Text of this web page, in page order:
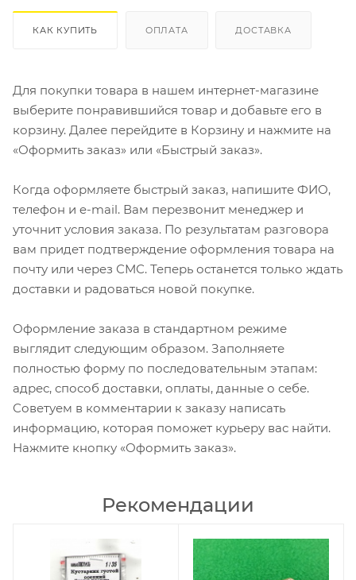
КАК КУПИТЬ ОПЛАТА ДОСТАВКА
Для покупки товара в нашем интернет-магазине
выберите понравившийся товар и добавьте его в
корзину. Далее перейдите в Корзину и нажмите на
«Оформить заказ» или «Быстрый заказ».
Когда оформляете быстрый заказ, напишите ФИО,
телефон и e-mail. Вам перезвонит менеджер и
уточнит условия заказа. По результатам разговора
вам придет подтверждение оформления товара на
почту или через СМС. Теперь останется только ждать
доставки и радоваться новой покупке.
Оформление заказа в стандартном режиме
выглядит следующим образом. Заполняете
полностью форму по последовательным этапам:
адрес, способ доставки, оплаты, данные о себе.
Советуем в комментарии к заказу написать
информацию, которая поможет курьеру вас найти.
Нажмите кнопку «Оформить заказ».
Рекомендации